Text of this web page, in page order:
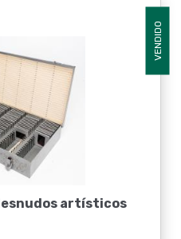
VENDIDO
artísticos